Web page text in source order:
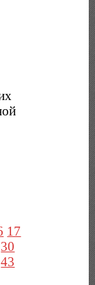
17
30
43